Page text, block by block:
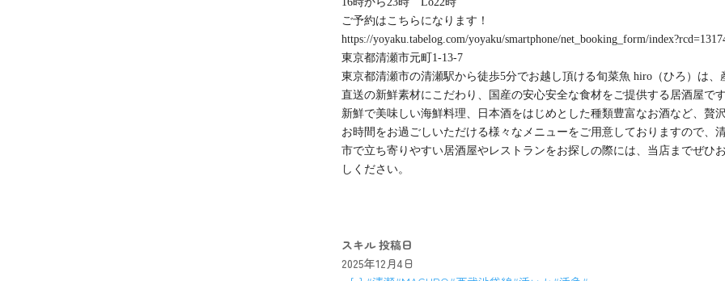
ご予約はこちらになります！
https://yoyaku.tabelog.com/yoyaku/smartphone/net_booking_form/
東京都清瀬市元町1-13-7
東京都清瀬市の清瀬駅から徒歩5分でお越し頂ける旬菜魚 hiro（ひろ）は、
直送の新鮮素材にこだわり、国産の安心安全な食材をご提供する居酒屋です
新鮮で美味しい海鮮料理、日本酒をはじめとした種類豊富なお酒など、贅
お時間をお過ごしいただける様々なメニューをご用意しておりますので、
市で立ち寄りやすい居酒屋やレストランをお探しの際には、当店までぜひ
しください。
スキル 投稿日
2025年12月4日